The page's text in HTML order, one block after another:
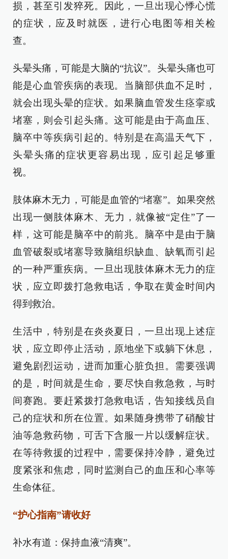
损，甚至引发猝死。因此，一旦出现心悸心慌
的症状，应及时就医，进行心电图等相关检
查。
头晕头痛，可能是大脑的“抗议”。头晕头痛也可
能是心血管疾病的表现。当脑部供血不足时，
就会出现头晕的症状。如果脑血管发生痉挛或
堵塞，则会引起头痛。这可能是由于高血压、
脑卒中等疾病引起的。特别是在高温天气下，
头晕头痛的症状更容易出现，应引起足够重
视。
肢体麻木无力，可能是血管的“堵塞”。如果突然
出现一侧肢体麻木、无力，就像被“定住”了一
样，这可能是脑卒中的前兆。脑卒中是由于脑
血管破裂或堵塞导致脑组织缺血、缺氧而引起
的一种严重疾病。一旦出现肢体麻木无力的症
状，应立即拨打急救电话，争取在黄金时间内
得到救治。
生活中，特别是在炎炎夏日，一旦出现上述症
状，应立即停止活动，原地坐下或躺下休息，
避免剧烈运动，进而加重心脏负担。需要强调
的是，时间就是生命，要尽快自救急救，与时
间赛跑。要赶紧拨打急救电话，告知接线员自
己的症状和所在位置。如果随身携带了硝酸甘
油等急救药物，可舌下含服一片以缓解症状。
在等待救援的过程中，需要保持冷静，避免过
度紧张和焦虑，同时监测自己的血压和心率等
生命体征。
“护心指南”请收好
补水有道：保持血液“清爽”。